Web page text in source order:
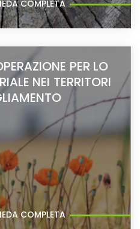
COMPLETA
PER LO
NEI TERRITORI
COMPLETA